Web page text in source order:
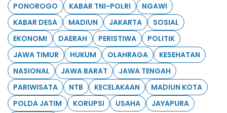
PONOROGO KABAR TNI-POLRI
NGAWI
KABAR DESA
MADIUN JAKARTA
SOSIAL
EKONOMI
DAERAH PERISTIWA
POLITIK
JAWA TIMUR
HUKUM OLAHRAGA
KESEHATAN
NASIONAL
JAWA BARAT
JAWA TENGAH
PARIWISATA
NTB KECELAKAAN
MADIUN KOTA
POLDA JATIM
KORUPSI USAHA
JAYAPURA